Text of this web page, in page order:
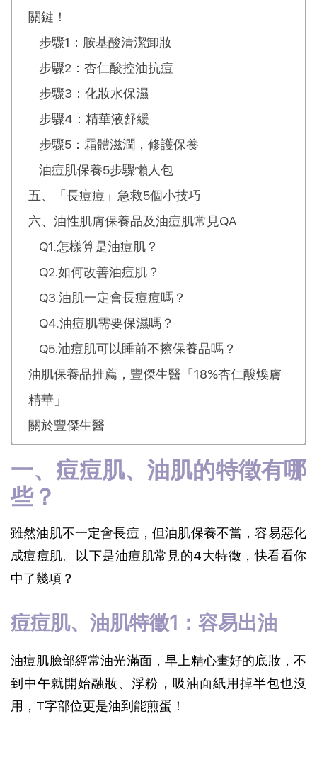
關鍵！
步驟1：胺基酸清潔卸妝
步驟2：杏仁酸控油抗痘
步驟3：化妝水保濕
步驟4：精華液舒緩
步驟5：霜體滋潤，修護保養
油痘肌保養5步驟懶人包
五、「長痘痘」急救5個小技巧
六、油性肌膚保養品及油痘肌常見QA
Q1.怎樣算是油痘肌？
Q2.如何改善油痘肌？
Q3.油肌一定會長痘痘嗎？
Q4.油痘肌需要保濕嗎？
Q5.油痘肌可以睡前不擦保養品嗎？
油肌保養品推薦，豐傑生醫「18%杏仁酸煥膚
精華」
關於豐傑生醫
一、痘痘肌、油肌的特徵有哪
些？
雖然油肌不一定會長痘，但油肌保養不當，容易惡化
成痘痘肌。以下是油痘肌常見的4大特徵，快看看你
中了幾項？
痘痘肌、油肌特徵1：容易出油
油痘肌臉部經常油光滿面，早上精心畫好的底妝，不
到中午就開始融妝、浮粉，吸油面紙用掉半包也沒
用，T字部位更是油到能煎蛋！